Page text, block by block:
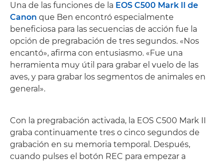
Una de las funciones de la EOS C500 Mark II de
Canon que Ben encontró especialmente
beneficiosa para las secuencias de acción fue la
opción de pregrabación de tres segundos. «Nos
encantó», afirma con entusiasmo. «Fue una
herramienta muy útil para grabar el vuelo de las
aves, y para grabar los segmentos de animales en
general».
Con la pregrabación activada, la EOS C500 Mark II
graba continuamente tres o cinco segundos de
grabación en su memoria temporal. Después,
cuando pulses el botón REC para empezar a